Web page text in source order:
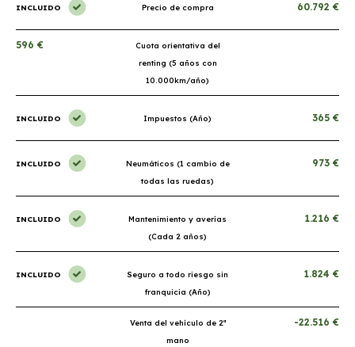
INCLUIDO Precio de compra 60.792 €
596 €
Cuota orientativa del
renting (5 años con
10.000km/año)
INCLUIDO Impuestos (Año) 365 €
INCLUIDO
Neumáticos (1 cambio de
todas las ruedas)
973 €
INCLUIDO
Mantenimiento y averías
(Cada 2 años)
1.216 €
INCLUIDO
Seguro a todo riesgo sin
franquicia (Año)
1.824 €
Venta del vehículo de 2ª
mano
-22.516 €